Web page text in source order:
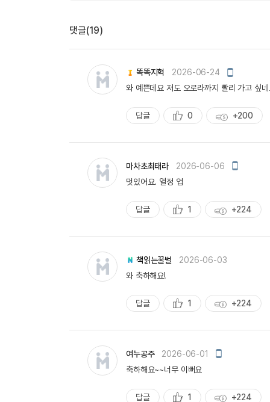
댓글(19)
똑똑지혁 2026-06-24
모
일
성
와 예쁜데요 저도 오로라까지 빨리 가고 싶네
답글
추
천
0
획
득
+200
마차초최태라 2026-06-06
모
성
멋있어요. 열정 업
답글
추
천
1
획
득
+224
책읽는꿀벌
2026-06-03
와 축하해요!
답글
추
천
1
획
득
+224
여누공주 2026-06-01
모
성
축하해요~~너무 이뻐요
답글 1 +224